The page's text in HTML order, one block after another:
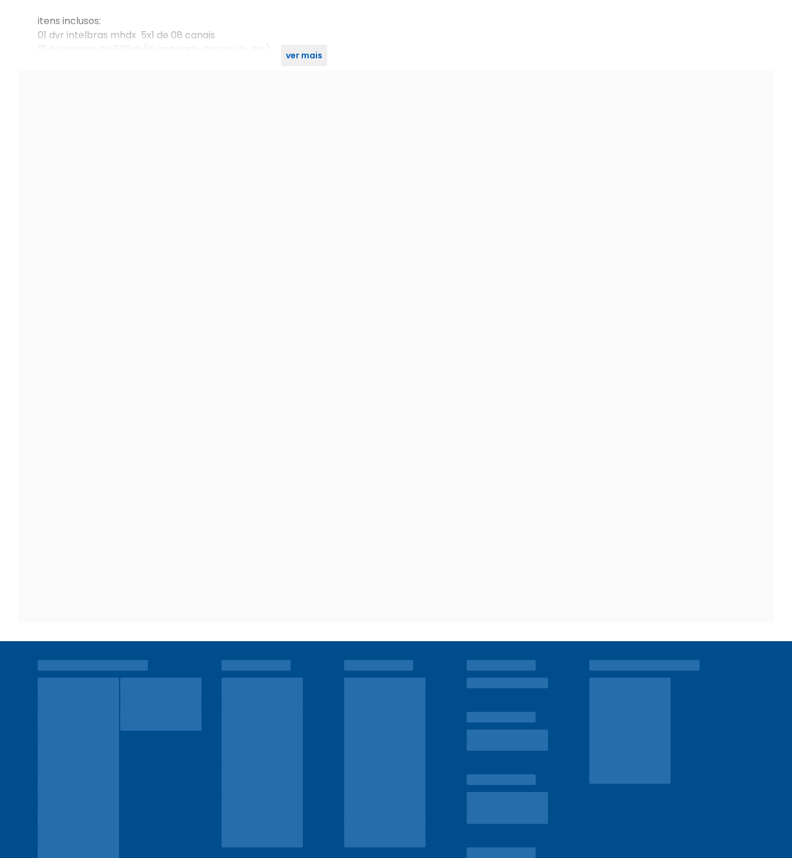
itens inclusos:
01 dvr intelbras mhdx 5x1 de 08 canais
01 hd interno de 500gb(já instalado dentro do dvr)
ver mais